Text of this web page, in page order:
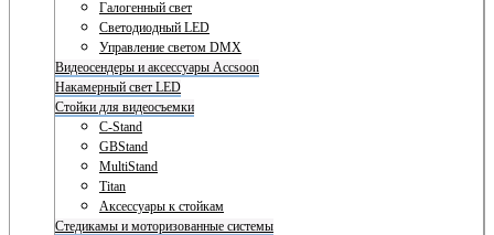
Галогенный свет
Светодиодный LED
Управление светом DMX
Видеосендеры и аксессуары Accsoon
Накамерный свет LED
Стойки для видеосъемки
C-Stand
GBStand
MultiStand
Titan
Аксессуары к стойкам
Стедикамы и моторизованные системы